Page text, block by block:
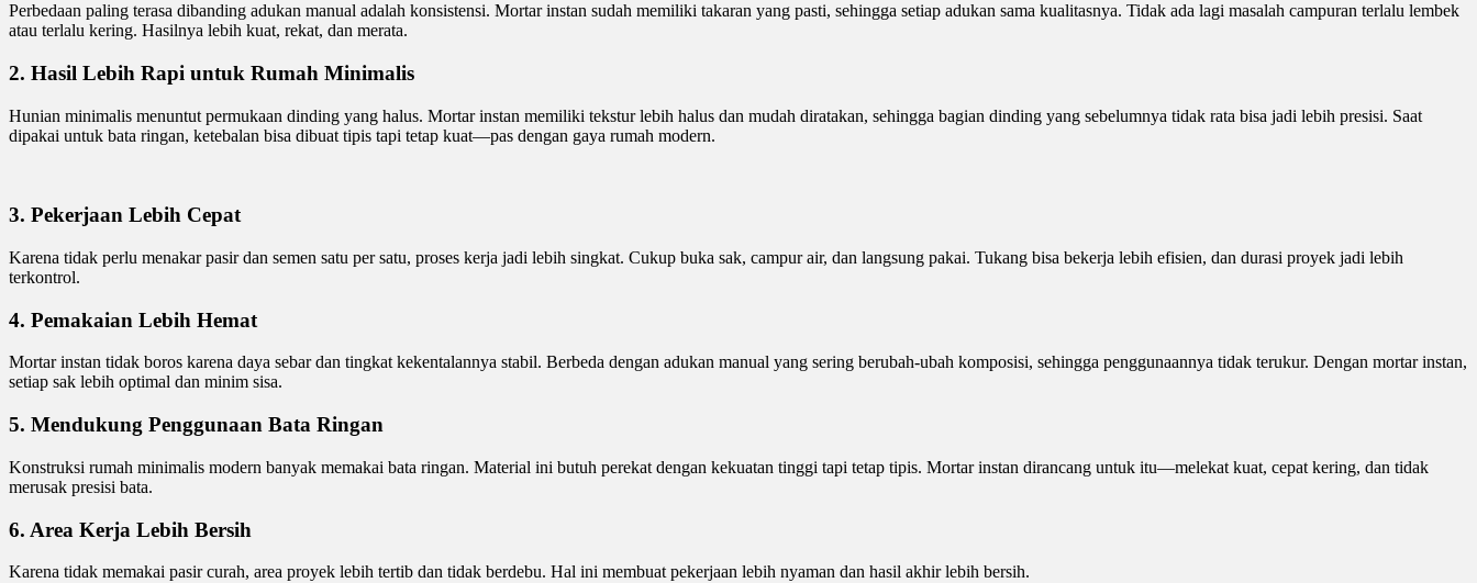
Perbedaan paling terasa dibanding adukan manual adalah konsistensi. Mortar instan sudah memiliki takaran yang pasti, sehingga setiap adukan sama kualitasnya. Tidak ada lagi masalah campuran terlalu lembek
atau terlalu kering. Hasilnya lebih kuat, rekat, dan merata.
2. Hasil Lebih Rapi untuk Rumah Minimalis
Hunian minimalis menuntut permukaan dinding yang halus. Mortar instan memiliki tekstur lebih halus dan mudah diratakan, sehingga bagian dinding yang sebelumnya tidak rata bisa jadi lebih presisi. Saat
dipakai untuk bata ringan, ketebalan bisa dibuat tipis tapi tetap kuat—pas dengan gaya rumah modern.
3. Pekerjaan Lebih Cepat
Karena tidak perlu menakar pasir dan semen satu per satu, proses kerja jadi lebih singkat. Cukup buka sak, campur air, dan langsung pakai. Tukang bisa bekerja lebih efisien, dan durasi proyek jadi lebih
terkontrol.
4. Pemakaian Lebih Hemat
Mortar instan tidak boros karena daya sebar dan tingkat kekentalannya stabil. Berbeda dengan adukan manual yang sering berubah-ubah komposisi, sehingga penggunaannya tidak terukur. Dengan mortar instan,
setiap sak lebih optimal dan minim sisa.
5. Mendukung Penggunaan Bata Ringan
Konstruksi rumah minimalis modern banyak memakai bata ringan. Material ini butuh perekat dengan kekuatan tinggi tapi tetap tipis. Mortar instan dirancang untuk itu—melekat kuat, cepat kering, dan tidak
merusak presisi bata.
6. Area Kerja Lebih Bersih
Karena tidak memakai pasir curah, area proyek lebih tertib dan tidak berdebu. Hal ini membuat pekerjaan lebih nyaman dan hasil akhir lebih bersih.